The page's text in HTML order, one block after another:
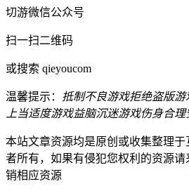
切游微信公众号
扫一扫二维码
或搜索 qieyoucom
温馨提示： 抵制不良游戏拒绝盗版游
上当适度游戏益脑沉迷游戏伤身合理
本站文章资源均是原创或收集整理
者所有，如果有侵犯您权利的资源
销相应资源